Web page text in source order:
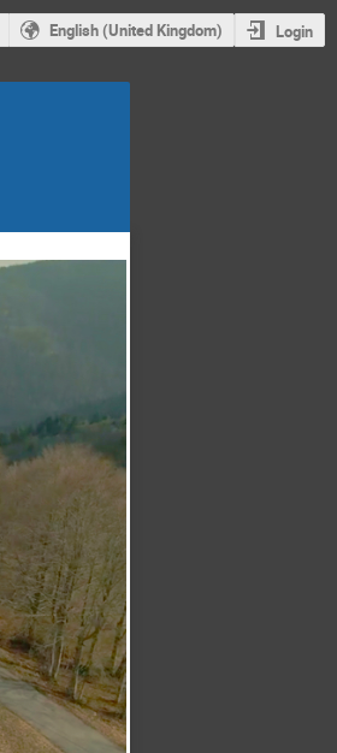
English (United Kingdom) Login